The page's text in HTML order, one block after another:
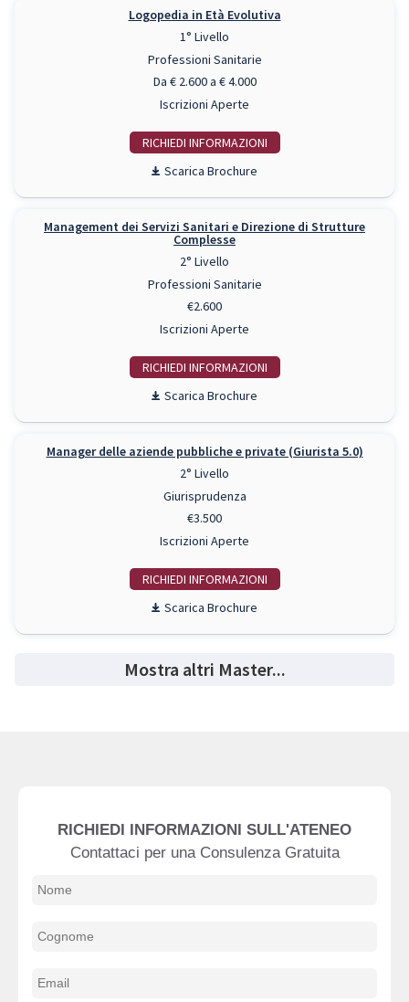
Logopedia in Età Evolutiva
1° Livello
Professioni Sanitarie
Da € 2.600 a € 4.000
Iscrizioni Aperte
RICHIEDI INFO
Scarica Brochure
Management dei Servizi Sanitari e Direzione di Strutture
Complesse
2° Livello
Professioni Sanitarie
€2.600
Iscrizioni Aperte
RICHIEDI INFO
Scarica Brochure
Manager delle aziende pubbliche e private (Giurista 5.0)
2° Livello
Giurisprudenza
€3.500
Iscrizioni Aperte
RICHIEDI INFO
Scarica Brochure
Mostra altri Master...
RICHIEDI INFORMAZIONI SULL'ATENEO
Contattaci per una Consulenza Gratuita